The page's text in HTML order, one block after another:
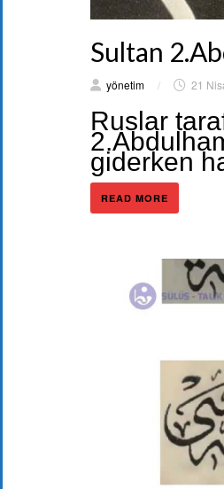
Sultan
yönetim / 21
Ruslar
giderken
READ MORE